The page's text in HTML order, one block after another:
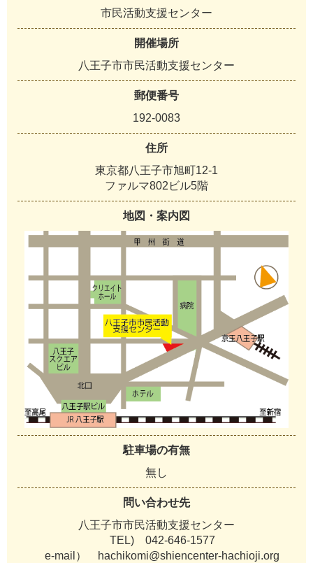
市民活動支援センター
開催場所
八王子市市民活動支援センター
郵便番号
192-0083
住所
東京都八王子市旭町12-1
ファルマ802ビル5階
地図・案内図
駐車場の有無
無し
問い合わせ先
八王子市市民活動支援センター
TEL) 042-646-1577
e-mail） hachikomi@shiencenter-hachioji.org